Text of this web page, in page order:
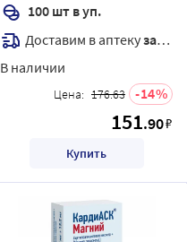
100 шт в уп.
Доставим в аптекузавтра
В наличии
Цена: 176.63 14
151.90₽
Купить